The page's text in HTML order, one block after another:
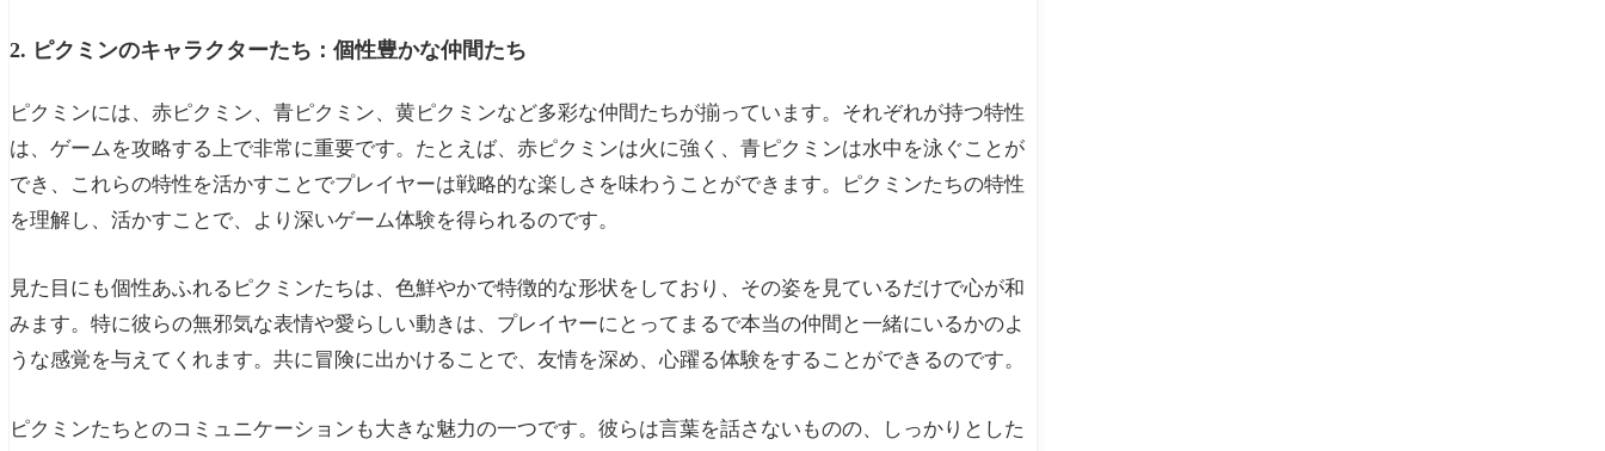
2. ピクミンのキャラクターたち：個性豊かな仲間たち
ピクミンには、赤ピクミン、青ピクミン、黄ピクミンなど多彩な仲間たちが揃っています。それぞれが持つ特性
は、ゲームを攻略する上で非常に重要です。たとえば、赤ピクミンは火に強く、青ピクミンは水中を泳ぐことが
でき、これらの特性を活かすことでプレイヤーは戦略的な楽しさを味わうことができます。ピクミンたちの特性
を理解し、活かすことで、より深いゲーム体験を得られるのです。
見た目にも個性あふれるピクミンたちは、色鮮やかで特徴的な形状をしており、その姿を見ているだけで心が和
みます。特に彼らの無邪気な表情や愛らしい動きは、プレイヤーにとってまるで本当の仲間と一緒にいるかのよ
うな感覚を与えてくれます。共に冒険に出かけることで、友情を深め、心躍る体験をすることができるのです。
ピクミンたちとのコミュニケーションも大きな魅力の一つです。彼らは言葉を話さないものの、しっかりとした